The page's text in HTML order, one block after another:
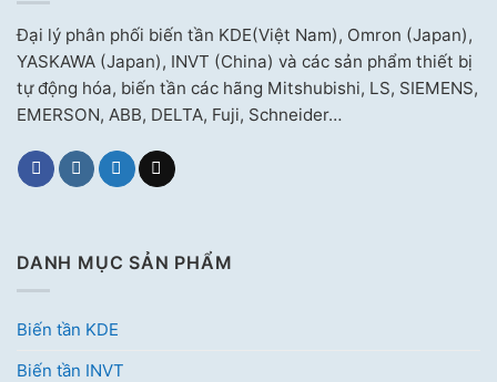
Đại lý phân phối biến tần KDE(Việt Nam), Omron (Japan),
YASKAWA (Japan), INVT (China) và các sản phẩm thiết bị
tự động hóa, biến tần các hãng Mitshubishi, LS, SIEMENS,
EMERSON, ABB, DELTA, Fuji, Schneider…
DANH MỤC SẢN PHẨM
Biến tần KDE
Biến tần INVT